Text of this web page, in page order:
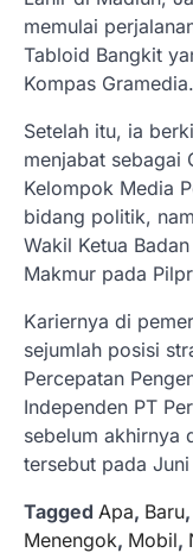
memulai
Tabloid Bangkit
Kompas Gramedia.
Setelah itu, ia
menjabat sebagai
Kelompok Media
bidang politik,
Wakil Ketua
Makmur pada
Kariernya di
sejumlah posisi
Percepatan
Independen PT
sebelum akhirnya
tersebut pada
Tagged Apa, Baru,
Menengok, Mobil,